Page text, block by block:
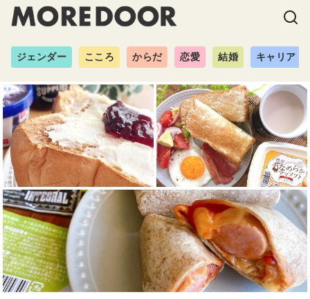
ジェンダー こころ からだ 恋愛 結婚 キャリア